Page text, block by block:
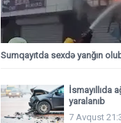
Sumqayıtda sexdə yanğın
İsmayıllıda
yaralanıb
7 Avqust